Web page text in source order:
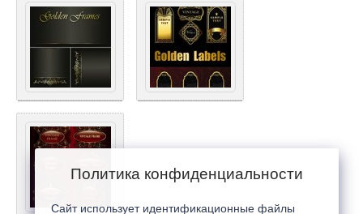
Политика конфиденциальности
Сайт использует идентификационные файлы